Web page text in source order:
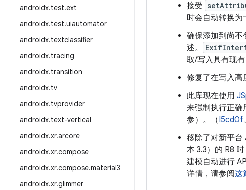
androidx.test.ext
androidx.test.uiautomator
androidx.textclassifier
androidx.tracing
androidx.transition
androidx.tv
androidx.tvprovider
androidx.text-vertical
androidx.xr.arcore
androidx.xr.compose
androidx.xr.compose.material3
androidx.xr.glimmer
接受
时会自动转换为
确保添加到尚不
述。
取/写入具有现
修复了在写入高
此库现在使用
来强制执行正确
参）。（I5cd0f、
移除了对新平台
本 3.3）的 R8
建模自动进行
详情，请参阅这